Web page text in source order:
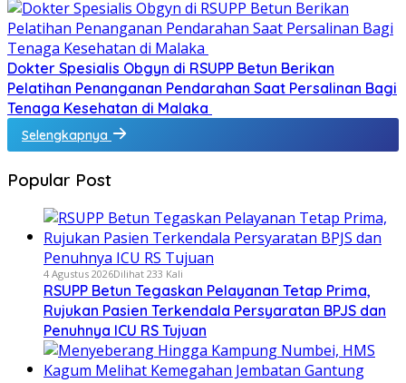
Dokter Spesialis Obgyn di RSUPP Betun Berikan
Pelatihan Penanganan Pendarahan Saat Persalinan Bagi
Tenaga Kesehatan di Malaka
Selengkapnya
Popular Post
4 Agustus 2026Dilihat 233 Kali
RSUPP Betun Tegaskan Pelayanan Tetap Prima,
Rujukan Pasien Terkendala Persyaratan BPJS dan
Penuhnya ICU RS Tujuan